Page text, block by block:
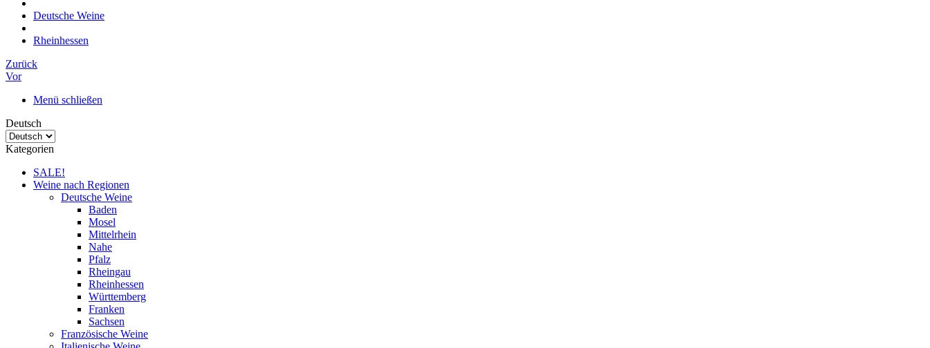
Deutsche Weine
Rheinhessen
Zurück
Vor
Menü schließen
Deutsch
Kategorien
SALE!
Weine nach Regionen
Deutsche Weine
Baden
Mosel
Mittelrhein
Nahe
Pfalz
Rheingau
Rheinhessen
Württemberg
Franken
Sachsen
Französische Weine